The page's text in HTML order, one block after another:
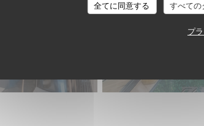
全てに同意する すべての
プ